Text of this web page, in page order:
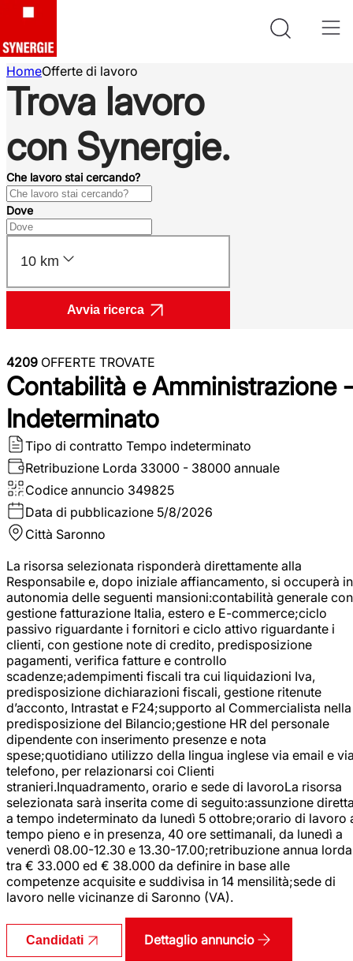
HomeOfferte di lavoro
Trova lavoro
con Synergie.
Che lavoro stai cercando?
Dove
10 km
Avvia ricerca
4209 OFFERTE TROVATE
Contabilità e Amministrazione -
Indeterminato
Tipo di contratto Tempo indeterminato
Retribuzione Lorda 33000 - 38000 annuale
Codice annuncio 349825
Data di pubblicazione 5/8/2026
Città Saronno
La risorsa selezionata risponderà direttamente alla
Responsabile e, dopo iniziale affiancamento, si occuperà in
autonomia delle seguenti mansioni:contabilità generale con
gestione fatturazione Italia, estero e E-commerce;ciclo
passivo riguardante i fornitori e ciclo attivo riguardante i
clienti, con gestione note di credito, predisposizione
pagamenti, verifica fatture e controllo
scadenze;adempimenti fiscali tra cui liquidazioni Iva,
predisposizione dichiarazioni fiscali, gestione ritenute
d’acconto, Intrastat e F24;supporto al Commercialista nella
predisposizione del Bilancio;gestione HR del personale
dipendente con inserimento presenze e nota
spese;quotidiano utilizzo della lingua inglese via email e
telefono, per relazionarsi coi Clienti
stranieri.Inquadramento, orario e sede di lavoroLa risorsa
selezionata sarà inserita come di seguito:assunzione
a tempo indeterminato da lunedì 5 ottobre;orario di lavoro
tempo pieno e in presenza, 40 ore settimanali, da lunedì a
venerdì 08.00-12.30 e 13.30-17.00;retribuzione annua lorda
tra € 33.000 ed € 38.000 da definire in base alle
competenze acquisite e suddivisa in 14 mensilità;sede di
lavoro nelle vicinanze di Saronno (VA).
Candidati Dettaglio annuncio